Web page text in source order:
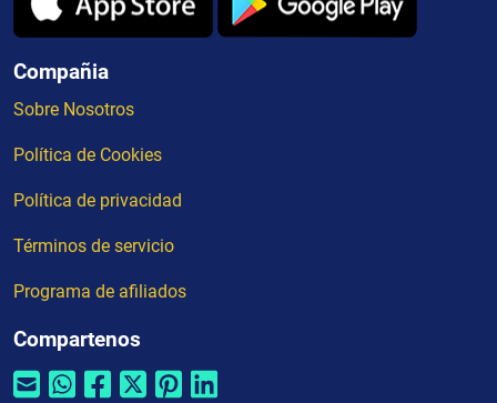
Compañia
Sobre Nosotros
Política de Cookies
Política de privacidad
Términos de servicio
Programa de afiliados
Compartenos